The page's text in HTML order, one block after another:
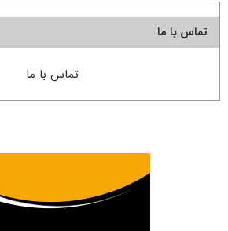
تماس با ما
تماس با ما